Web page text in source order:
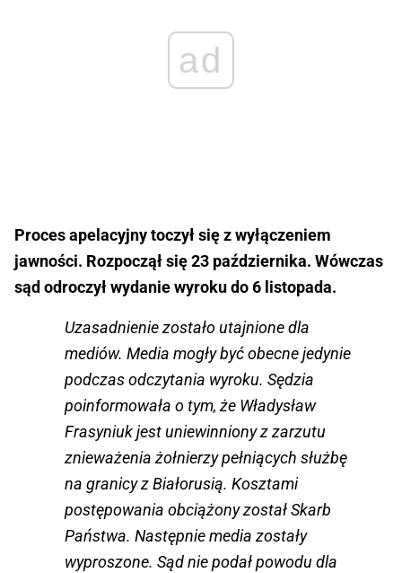
ad
Proces apelacyjny toczył się z wyłączeniem
jawności. Rozpoczął się 23 października. Wówczas
sąd odroczył wydanie wyroku do 6 listopada.
Uzasadnienie zostało utajnione dla
mediów. Media mogły być obecne jedynie
podczas odczytania wyroku. Sędzia
poinformowała o tym, że Władysław
Frasyniuk jest uniewinniony z zarzutu
znieważenia żołnierzy pełniących służbę
na granicy z Białorusią. Kosztami
postępowania obciążony został Skarb
Państwa. Następnie media zostały
wyproszone. Sąd nie podał powodu dla